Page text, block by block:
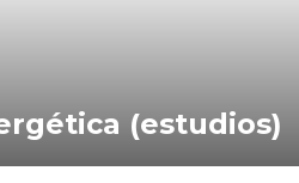
(estudios)